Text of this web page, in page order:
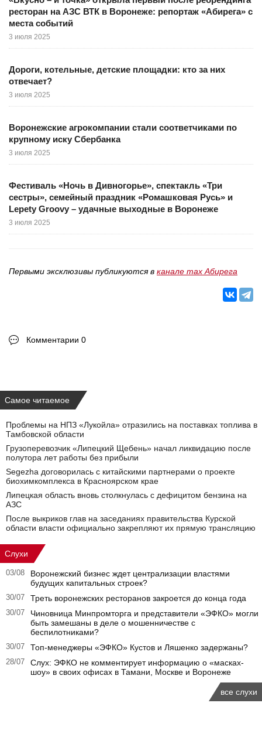
ресторан на АЗС ВТК в Воронеже: репортаж «Абирега» с
места событий
3 июля 2025
Дороги, котельные, детские площадки: кто за них
отвечает?
3 июля 2025
Воронежские агрокомпании стали соответчиками по
крупному иску Сбербанка
3 июля 2025
Фестиваль «Ночь в Дивногорье», спектакль «Три
сестры», семейный праздник «Ромашковая Русь» и
Lepety Groovy – удачные выходные в Воронеже
3 июля 2025
Первыми эксклюзивы публикуются в канале max Абирега
Комментарии 0
Самое читаемое
Проблемы на НПЗ «Лукойла» отразились на поставках топлива в
Тамбовской области
Грузоперевозчик «Липецкий Щебень» начал ликвидацию после
полутора лет работы без прибыли
Segezha договорилась с китайскими партнерами о проекте
биохимкомплекса в Красноярском крае
Липецкая область вновь столкнулась с дефицитом бензина на
АЗС
После выкриков глав на заседаниях правительства Курской
области власти официально закрепляют их прямую трансляцию
Слухи
03/08
Воронежский бизнес ждет централизации властями
будущих капитальных строек?
30/07 Треть воронежских ресторанов закроется до конца года
30/07
Чиновница Минпромторга и представители «ЭФКО» могли
быть замешаны в деле о мошенничестве с
беспилотниками?
30/07 Топ-менеджеры «ЭФКО» Кустов и Ляшенко задержаны?
28/07
Слух: ЭФКО не комментирует информацию о «масках-
шоу» в своих офисах в Тамани, Москве и Воронеже
все слухи